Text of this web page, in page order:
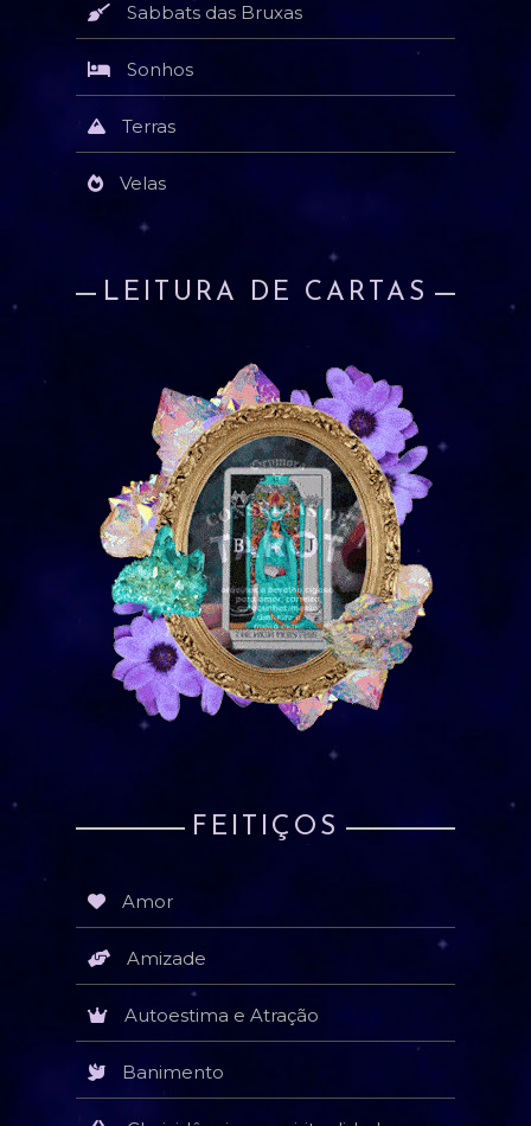
Sabbats das Bruxas
Sonhos
Terras
Velas
LEITURA DE CARTAS
FEITIÇOS
Amor
Amizade
Autoestima e Atração
Banimento